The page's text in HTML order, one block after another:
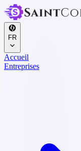
FR
Accueil
Entreprises